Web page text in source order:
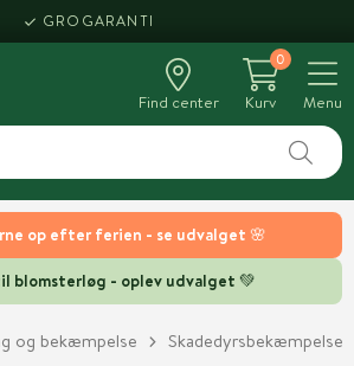
op efter ferien - se udvalget 🌸
blomsterløg - oplev udvalget 💚
GROGARANTI
Find center
0
Kurv
Menu
og bekæmpelse Skadedyrsbekæmpelse